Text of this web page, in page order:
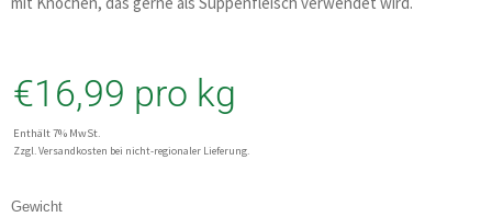
€16,99 pro kg
Enthält 7% MwSt.
Zzgl. Versandkosten bei nicht-regionaler Lieferung.
Gewicht